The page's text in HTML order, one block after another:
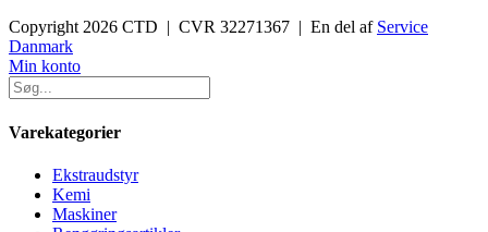
Copyright 2026 CTD | CVR 32271367 | En del af Service
Danmark
Toggle
Sliding
Bar
Area
Min konto
Varekategorier
Ekstraudstyr
Kemi
Maskiner